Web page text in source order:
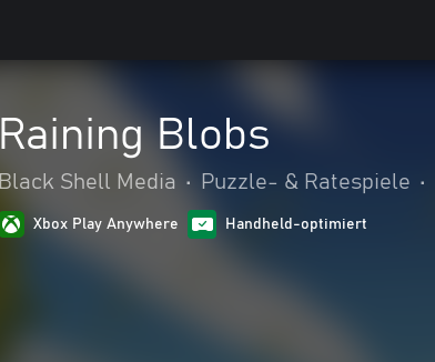
Raining Blobs
Black Shell Media • Puzzle- & Ratespiele •
Xbox Play Anywhere Handheld-optimiert